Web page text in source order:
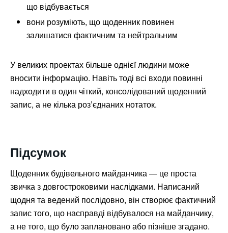
що відбувається
вони розуміють, що щоденник повинен
залишатися фактичним та нейтральним
У великих проектах більше однієї людини може
вносити інформацію. Навіть тоді всі входи повинні
надходити в один чіткий, консолідований щоденний
запис, а не кілька роз’єднаних нотаток.
Підсумок
Щоденник будівельного майданчика — це проста
звичка з довгостроковими наслідками. Написаний
щодня та ведений послідовно, він створює фактичний
запис того, що насправді відбувалося на майданчику,
а не того, що було заплановано або пізніше згадано.